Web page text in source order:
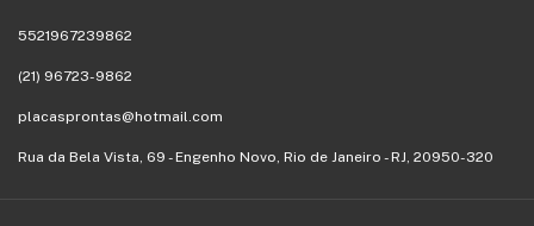
5521967239862
(21) 96723-9862
placasprontas@hotmail.com
Rua da Bela Vista, 69 - Engenho Novo, Rio de Janeiro - RJ, 20950-320